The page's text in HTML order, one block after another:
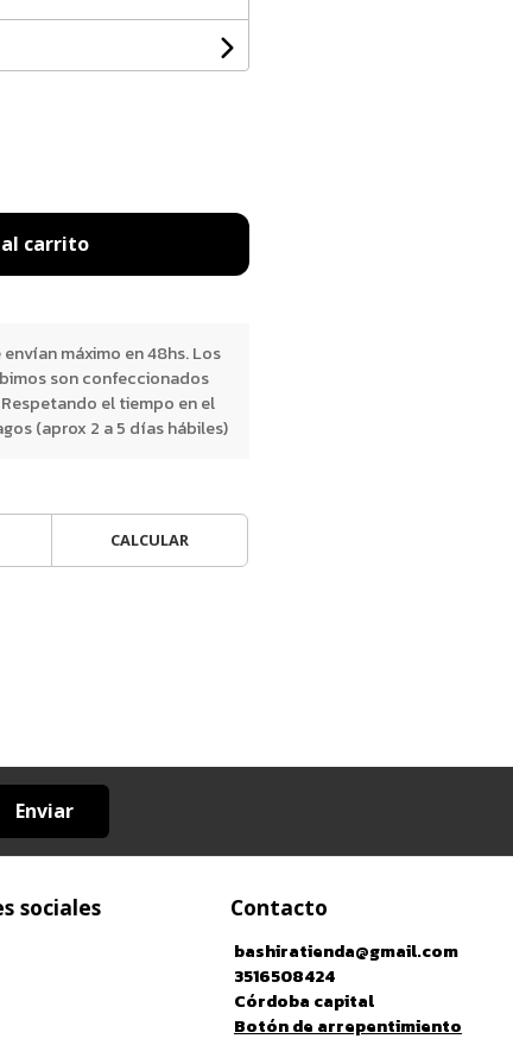
carrito
máximo en 48hs. Los
son confeccionados
el tiempo en el
(aprox 2 a 5 días hábiles)
CALCULAR
Enviar
sociales Contacto
bashiratienda@gmail.com
3516508424
Córdoba capital
Botón de arrepentimiento